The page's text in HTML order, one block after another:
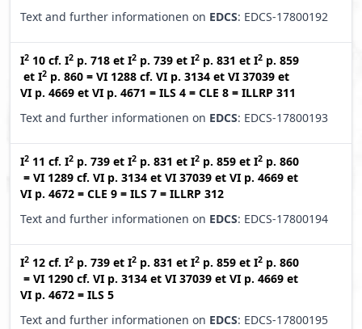
Text and further informationen on EDCS: EDCS-17800192
I2 10 cf. I2 p. 718 et I2 p. 739 et I2 p. 831 et I2 p. 859
et I2 p. 860 = VI 1288 cf. VI p. 3134 et VI 37039 et
VI p. 4669 et VI p. 4671 = ILS 4 = CLE 8 = ILLRP 311
Text and further informationen on EDCS: EDCS-17800193
I2 11 cf. I2 p. 739 et I2 p. 831 et I2 p. 859 et I2 p. 860
= VI 1289 cf. VI p. 3134 et VI 37039 et VI p. 4669 et
VI p. 4672 = CLE 9 = ILS 7 = ILLRP 312
Text and further informationen on EDCS: EDCS-17800194
I2 12 cf. I2 p. 739 et I2 p. 831 et I2 p. 859 et I2 p. 860
= VI 1290 cf. VI p. 3134 et VI 37039 et VI p. 4669 et
VI p. 4672 = ILS 5
Text and further informationen on EDCS: EDCS-17800195